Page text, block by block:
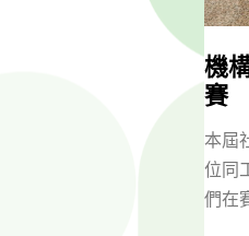
機
賽
本屆
位同
們在